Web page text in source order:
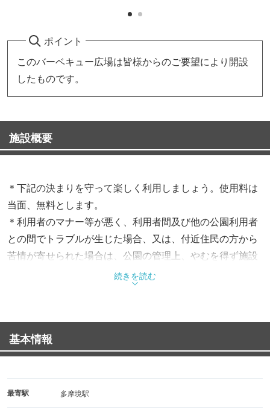
ポイント
このバーベキュー広場は皆様からのご要望により開設
したものです。
施設概要
＊下記の決まりを守って楽しく利用しましょう。使用料は
当面、無料とします。
＊利用者のマナー等が悪く、利用者間及び他の公園利用者
との間でトラブルが生じた場合、又は、付近住民の方から
苦情が寄せられた場合は、公園の管理上、やむを得ず施設
を閉鎖する事も有ります。お互いに気をつけて利用しまし
利用期間：通年(年末、年始を除く)
1.予約方法
着順で受け付けます。電話申込みも可とします。
続きを読む
基本情報
最寄駅 多摩境駅